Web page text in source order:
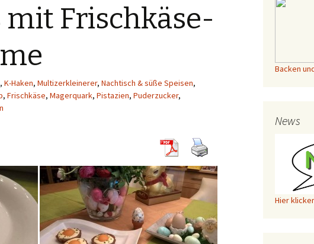
Frischkäse-
, K-Haken, Multizerkleinerer, Nachtisch & süße Speisen,
, Frischkäse, Magerquark, Pistazien, Puderzucker,
Backen
News
Hier